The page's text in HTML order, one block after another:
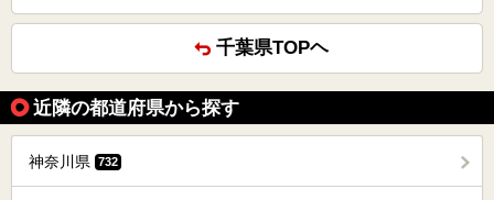
千葉県TOPヘ
近隣の都道府県から探す
神奈川県 732